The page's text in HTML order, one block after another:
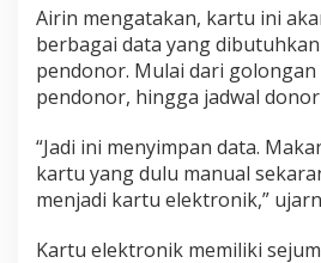
Airin mengatakan, kartu ini
berbagai data yang
pendonor. Mulai dari golongan
pendonor, hingga jadwal
“Jadi ini menyimpan data.
kartu yang dulu manual
menjadi kartu elektronik,”
Kartu elektronik memiliki